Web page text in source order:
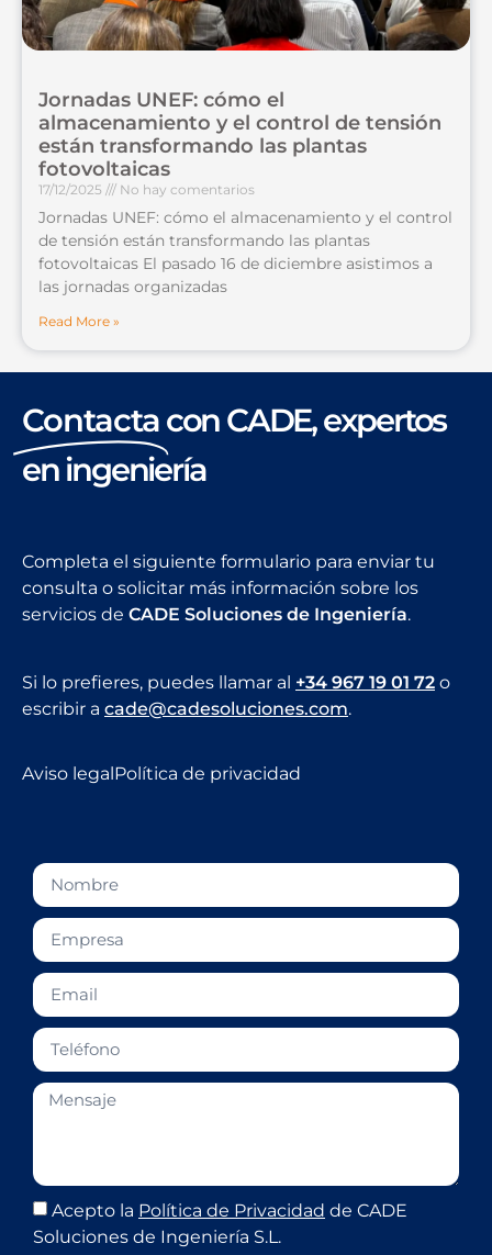
Jornadas UNEF: cómo el
almacenamiento y el control de tensión
están transformando las plantas
fotovoltaicas
17/12/2025 No hay comentarios
Jornadas UNEF: cómo el almacenamiento y el control
de tensión están transformando las plantas
fotovoltaicas El pasado 16 de diciembre asistimos a
las jornadas organizadas
Read More »
Contacta con CADE, expertos
en ingeniería
Completa el siguiente formulario para enviar tu
consulta o solicitar más información sobre los
servicios de CADE Soluciones de Ingeniería.
Si lo prefieres, puedes llamar al +34 967 19 01 72 o
escribir a cade@cadesoluciones.com.
Aviso legalPolítica de privacidad
Acepto la Política de Privacidad de CADE
Soluciones de Ingeniería S.L.